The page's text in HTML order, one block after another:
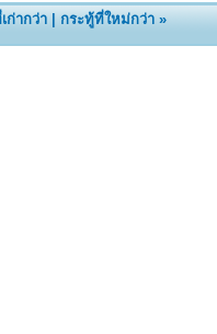
ก่ากว่า |กระทู้ที่ใหม่กว่า »